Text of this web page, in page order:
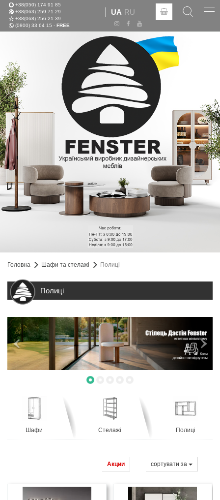
+38(050) 174 91 85
+38(063) 259 71 29
+38(068) 256 21 39
(0800) 33 64 15 - FREE
UA RU
Головна Шафи та стелажі Полиці
Полиці
Шафи Стелажі Полиці
сортувати за
Акции